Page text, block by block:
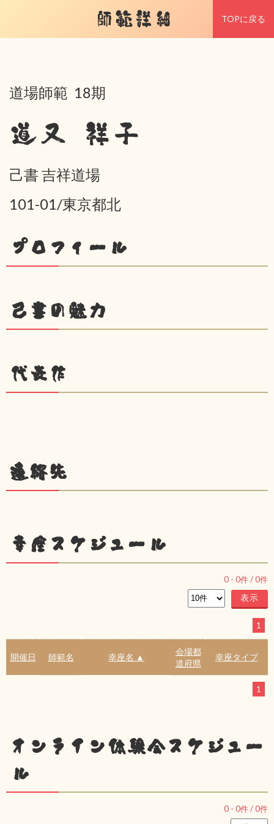
師範詳細 TOPに戻る
道場師範 18期
道又 祥子
己書 吉祥道場
101-01/東京都北
プロフィール
己書の魅力
代表作
連絡先
幸座スケジュール
0 - 0件 /0件
1
開催日 師範名 幸座名 ▲
会場都
道府県
幸座タイプ
1
オンライン体験会スケジュー
ル
0 - 0件 /0件